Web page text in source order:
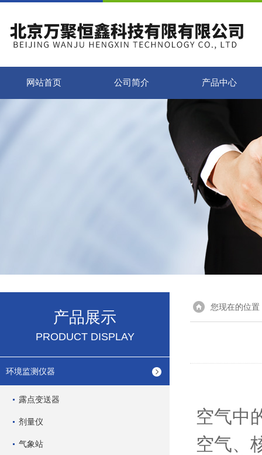
网站首页 公司简介 产品中心
产品展示
PRODUCT DISPLAY
环境监测仪器
露点变送器
剂量仪
气象站
您现在的位置
空气中
空气、